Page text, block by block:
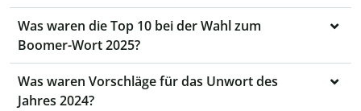
Was waren die Top 10 bei der Wahl zum
Boomer-Wort 2025?
Was waren Vorschläge für das Unwort des
Jahres 2024?